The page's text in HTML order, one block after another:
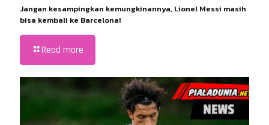
Jangan kesampingkan kemungkinannya, Lionel Messi masih
bisa kembali ke Barcelona!
Read more